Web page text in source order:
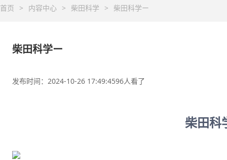
首页 > 内容中心 > 柴田科学 > 柴田科学ー
柴田科学ー
发布时间：2024-10-26 17:49:4596人看了
柴田科